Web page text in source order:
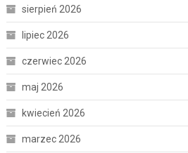
sierpień 2026
lipiec 2026
czerwiec 2026
maj 2026
kwiecień 2026
marzec 2026